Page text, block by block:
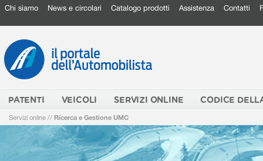
Chi siamo News e circolari Catalogo prodotti Assistenza Contatti
PATENTI VEICOLI SERVIZI ONLINE CODICE
Servizi online // Ricerca e Gestione UMC